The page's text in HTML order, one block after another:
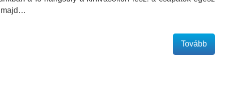
majd…
Tovább